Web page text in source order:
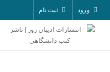
ورود ثبت نام